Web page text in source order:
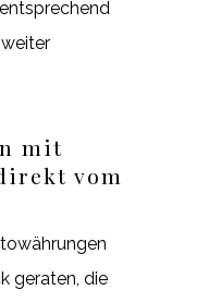
mit
vom
geraten, die